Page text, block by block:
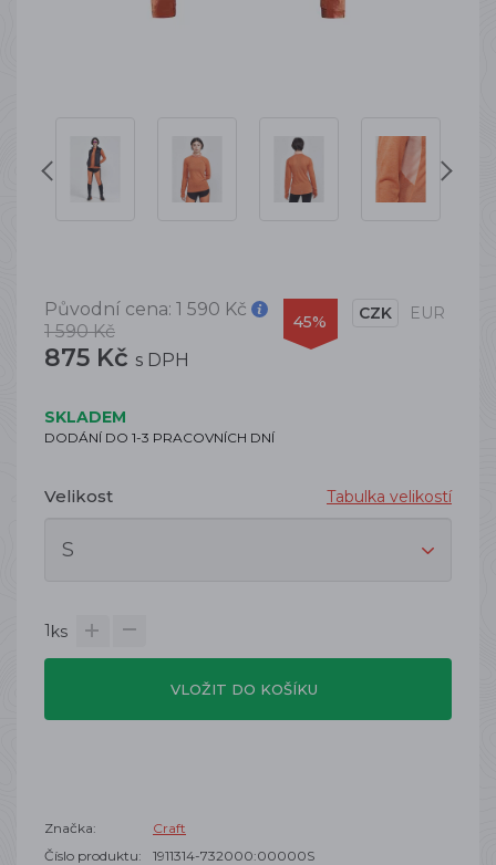
Původní cena: 1 590 Kč
1 590 Kč
875 Kč s DPH
45% CZK EUR
SKLADEM
DODÁNÍ DO 1-3 PRACOVNÍCH DNÍ
Velikost Tabulka velikostí
1ks
VLOŽIT DO KOŠÍKU
Značka:
Craft
Číslo produktu:
1911314-732000:00000S